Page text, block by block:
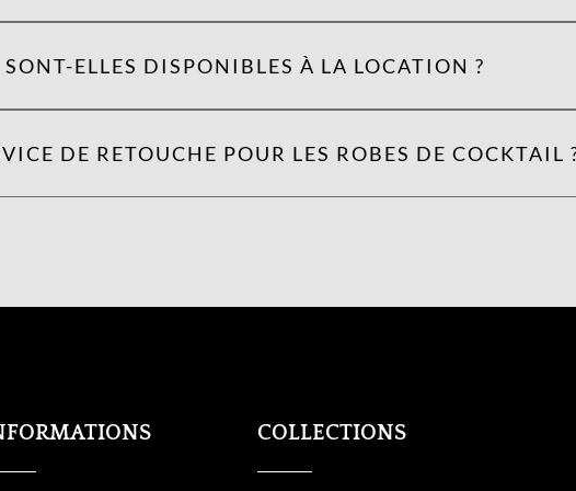
ELLES DISPONIBLES À LA LOCATION ?
DE RETOUCHE POUR LES ROBES DE COCKTAIL
COLLECTIONS